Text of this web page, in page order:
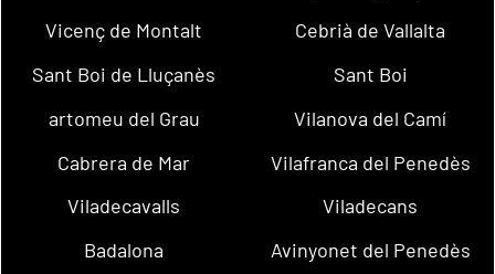
Vicenç de Montalt
Cebrià de Vallalta
Sant Boi de Lluçanès
Sant Boi
artomeu del Grau
Vilanova del Camí
Cabrera de Mar
Vilafranca del Penedès
Viladecavalls
Viladecans
Badalona
Avinyonet del Penedès